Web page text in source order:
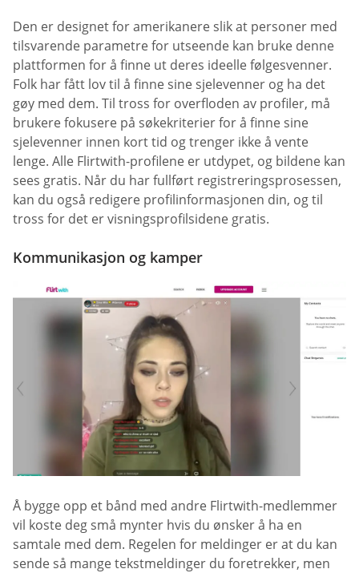
Den er designet for amerikanere slik at personer med
tilsvarende parametre for utseende kan bruke denne
plattformen for å finne ut deres ideelle følgesvenner.
Folk har fått lov til å finne sine sjelevenner og ha det
gøy med dem. Til tross for overfloden av profiler, må
brukere fokusere på søkekriterier for å finne sine
sjelevenner innen kort tid og trenger ikke å vente
lenge. Alle Flirtwith-profilene er utdypet, og bildene kan
sees gratis. Når du har fullført registreringsprosessen,
kan du også redigere profilinformasjonen din, og til
tross for det er visningsprofilsidene gratis.
Kommunikasjon og kamper
Å bygge opp et bånd med andre Flirtwith-medlemmer
vil koste deg små mynter hvis du ønsker å ha en
samtale med dem. Regelen for meldinger er at du kan
sende så mange tekstmeldinger du foretrekker, men